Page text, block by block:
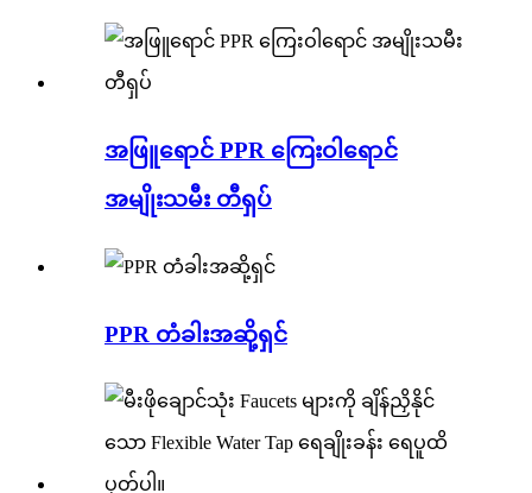
အဖြူရောင် PPR ကြေးဝါရောင်
အမျိုးသမီး တီရှပ်
PPR တံခါးအဆို့ရှင်